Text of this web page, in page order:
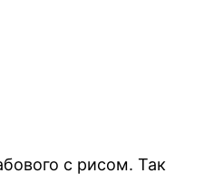
с рисом. Так